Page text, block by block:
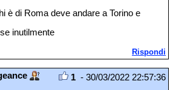
è di Roma deve andare a Torino e
inutilmente
Rispondi
1 - 30/03/2022 22:57:36